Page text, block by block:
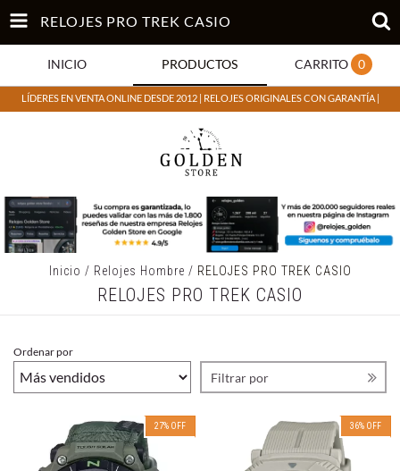
RELOJES PRO TREK CASIO
INICIO PRODUCTOS CARRITO 0
LÍDERES EN VENTA ONLINE DESDE 2012 | RELOJES ORIGINALES CON GARANTÍA |
Inicio / Relojes Hombre / RELOJES PRO TREK CASIO
RELOJES PRO TREK CASIO
Ordenar por
Filtrar por
27% OFF 36% OFF